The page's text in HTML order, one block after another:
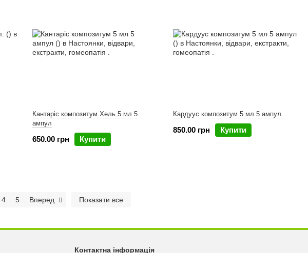
Кантаріс композитум Хель 5 мл 5
ампул
650.00 грн Купити
Кардуус композитум 5 мл 5 ампул
850.00 грн Купити
4 5 Вперед Показати все
Контактна інформація